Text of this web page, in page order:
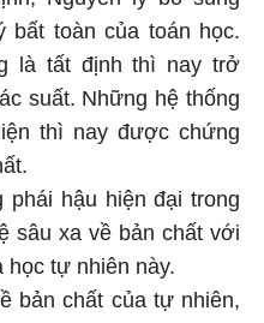
bất toàn của toán học.
là tất định thì nay trở
suất. Những hệ thống
thì nay được chứng
hậu hiện đại trong
sâu xa về bản chất với
học tự nhiên này.
bản chất của tự nhiên,